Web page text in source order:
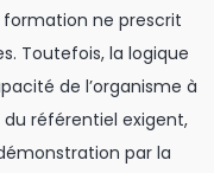
ne prescrit
Toutefois, la logique
de l’organisme à
du référentiel exigent,
par la